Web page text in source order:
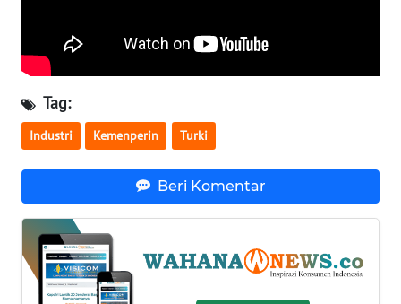
Tag:
Industri Kemenperin Turki
Beri Komentar
NUSANTARA
WN
JOGJA
WN
BALI